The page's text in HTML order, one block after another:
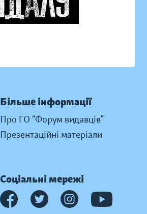
Більше інформації
Про ГО “Форум видавців”
Презентаційні матеріали
Соціальні мережі